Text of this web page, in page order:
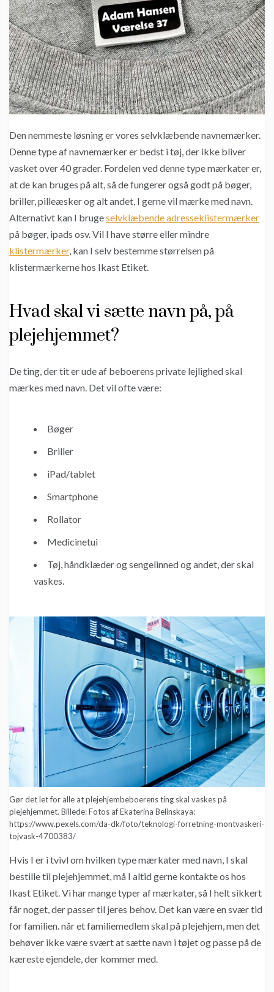
Den nemmeste løsning er vores selvklæbende navnemærker.
Denne type af navnemærker er bedst i tøj, der ikke bliver
vasket over 40 grader. Fordelen ved denne type mærkater er,
at de kan bruges på alt, så de fungerer også godt på bøger,
briller, pilleæsker og alt andet, I gerne vil mærke med navn.
Alternativt kan I brugeselvklæbende adresseklistermærker
på bøger, ipads osv. Vil I have større eller mindre
klistermærker, kan I selv bestemme størrelsen på
klistermærkerne hos Ikast Etiket.
Hvad skal vi sætte navn på, på
plejehjemmet?
De ting, der tit er ude af beboerens private lejlighed skal
mærkes med navn. Det vil ofte være:
Bøger
Briller
iPad/tablet
Smartphone
Rollator
Medicinetui
Tøj, håndklæder og sengelinned og andet, der skal
vaskes.
Gør det let for alle at plejehjembeboerens ting skal vaskes på
plejehjemmet. Billede: Fotos af Ekaterina Belinskaya:
https://www.pexels.com/da-dk/foto/teknologi-forretning-montvaskeri-
tojvask-4700383/
Hvis I er i tvivl om hvilken type mærkater med navn, I skal
bestille til plejehjemmet, må I altid gerne kontakte os hos
Ikast Etiket. Vi har mange typer af mærkater, så I helt sikkert
får noget, der passer til jeres behov. Det kan være en svær tid
for familien. når et familiemedlem skal på plejehjem, men det
behøver ikke være svært at sætte navn i tøjet og passe på de
kæreste ejendele, der kommer med.